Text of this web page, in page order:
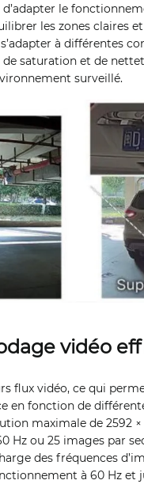
le
les zones claires
à différentes
saturation et de
surveillé.
vidéo
flux vidéo, ce qui
en fonction de
maximale de 2592
Hz ou 25 images par
des fréquences
à 60 Hz et